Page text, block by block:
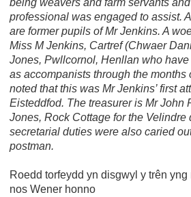
being weavers and farm servants
professional was engaged to assist.
are former pupils of Mr Jenkins. A
Miss M Jenkins, Cartref (Chwaer
Jones, Pwllcornol, Henllan who
as accompanists through the months
noted that this was Mr Jenkins’ first
Eisteddfod. The treasurer is Mr John
Jones, Rock Cottage for the Velindre
secretarial duties were also caried
postman.
Roedd torfeydd yn disgwyl y trên
nos Wener honno